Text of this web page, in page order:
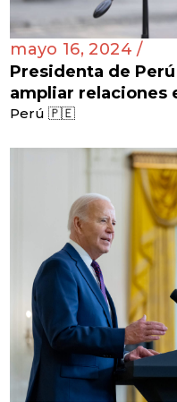
mayo 16, 2024 /
Presidenta de
ampliar relaciones
Perú 🇵🇪